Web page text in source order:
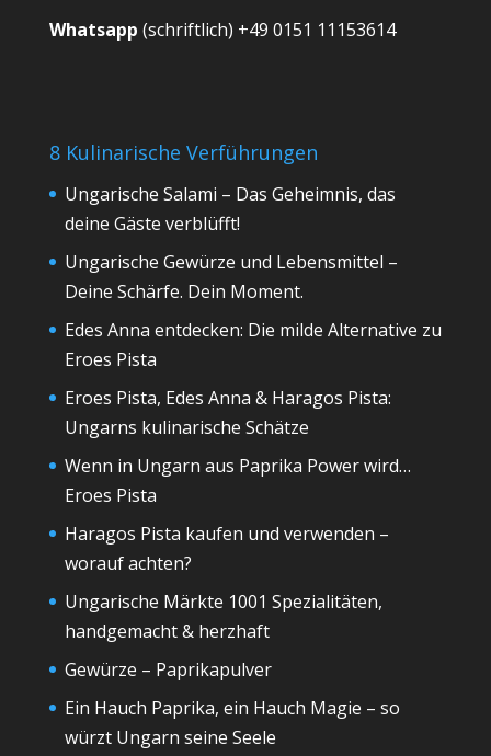
Whatsapp (schriftlich) +49 0151 11153614
8 Kulinarische Verführungen
Ungarische Salami – Das Geheimnis, das
deine Gäste verblüfft!
Ungarische Gewürze und Lebensmittel –
Deine Schärfe. Dein Moment.
Edes Anna entdecken: Die milde Alternative zu
Eroes Pista
Eroes Pista, Edes Anna & Haragos Pista:
Ungarns kulinarische Schätze
Wenn in Ungarn aus Paprika Power wird…
Eroes Pista
Haragos Pista kaufen und verwenden –
worauf achten?
Ungarische Märkte 1001 Spezialitäten,
handgemacht & herzhaft
Gewürze – Paprikapulver
Ein Hauch Paprika, ein Hauch Magie – so
würzt Ungarn seine Seele